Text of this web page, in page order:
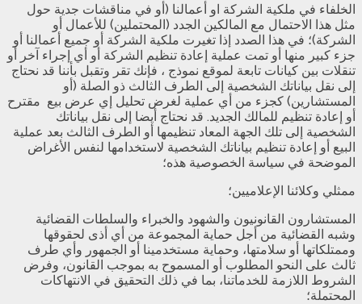
الخلفاء في ملكية الشركة او أعمالنا (أو في مناقشات جدية حول
مثل هذا الاحتمال مع المالكين الجدد (المحتملين) للأعمال أو
الشركة)؛ في هذا الصدد إذا تغيرت ملكية الشركة أو جميع أعمالنا أو
جزء كبير منها أو تمت عملية إعادة تنظيم الشركة أو أي إجراء آخر أو
تنقلات بين كيانات تابعة لموقع نموذج ، فإنك تقر وتقبل بأننا قد نحتاج
إلى نقل بياناتك الشخصية إلى الطرف الثالث ذو الصلة (أو
المستشارين) كجزء من أي عملية لغرض تحليل إي عرض بيع مقترح
أو إعادة تنظيم للمالك الجديد. قد نحتاج أيضا إلى نقل بياناتك
الشخصية إلى تلك الجهة المعاد تنظيمها أو الطرف الثالث بعد عملية
البيع أو إعادة تنظيم بياناتك الشخصية لاستخدامها لنفس الأغراض
الموضحة في سياسة الخصوصية هذه؛
ممثلي وكلائنا الإعلاميين؛
المستشارون القانونيون والشهود والخبراء والسلطات القضائية
وشبه القضائية من أجل حماية المجموعة من أي أذى لحقوقها
وممتلكاتها أو سلامتها، وحماية مستخدمينا أو الجمهور وأي طرف
ثالث على النحو المطلوب أو المسموح به بموجب القانون، وفرض
الشروط اللازمة للخدماتنا، بما في ذلك التحقيق في الانتهاكات
المحتملة؛